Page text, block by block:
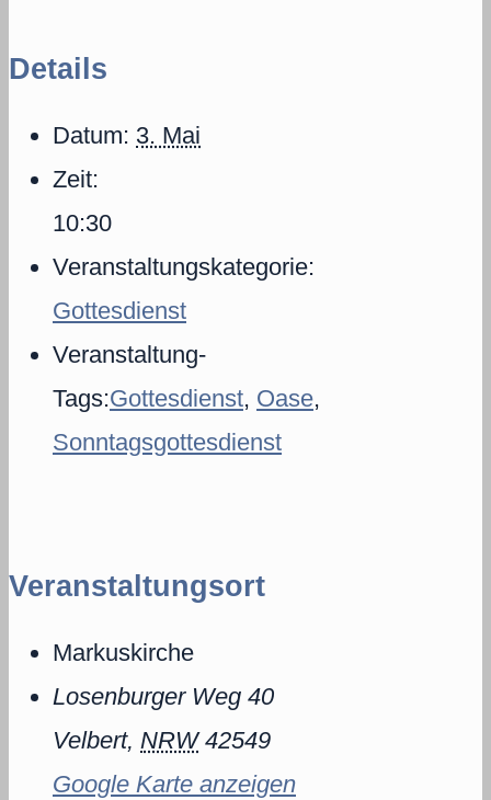
Details
Datum: 3. Mai
Zeit:
10:30
Veranstaltungskategorie:
Gottesdienst
Veranstaltung-
Tags:Gottesdienst, Oase,
Sonntagsgottesdienst
Veranstaltungsort
Markuskirche
Losenburger Weg 40
Velbert, NRW 42549
Google Karte anzeigen